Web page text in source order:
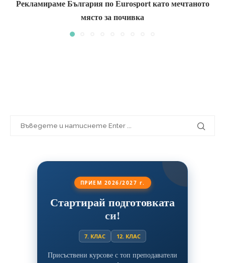
Рекламираме България по Eurosport като мечтаното
място за почивка
ПРИЕМ 2026/2027 г.
Стартирай подготовката
си!
7. КЛАС 12. КЛАС
Присъствени курсове с топ преподаватели